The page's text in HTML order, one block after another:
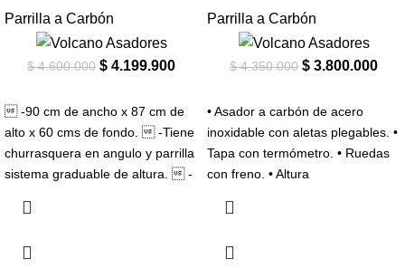
Parrilla a Carbón
$4.600.000 $ 4.199.900
-90 cm de ancho x 87 cm de
alto x 60 cms de fondo.  -Tiene
churrasquera en angulo y parrilla
sistema graduable de altura.  -
termómetro, canal para grasas y
Bandeja extraíble y opción para
Parrilla a Carbón
$4.350.000 $ 3.800.000
• Asador a carbón de acero
inoxidable con aletas plegables. •
Tapa con termómetro. • Ruedas
con freno. • Altura